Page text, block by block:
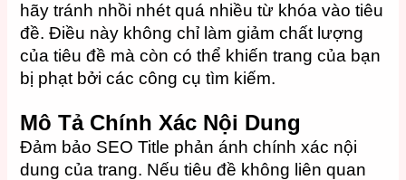
hãy tránh nhồi nhét quá nhiều từ khóa vào tiêu
đề. Điều này không chỉ làm giảm chất lượng
của tiêu đề mà còn có thể khiến trang của bạn
bị phạt bởi các công cụ tìm kiếm.
Mô Tả Chính Xác Nội Dung
Đảm bảo SEO Title phản ánh chính xác nội
dung của trang. Nếu tiêu đề không liên quan